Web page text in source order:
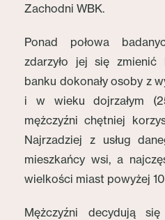
Zachodni WBK.
Ponad połowa
zdarzyło jej się zmienić
banku dokonały osoby z
i w wieku dojrzałym
mężczyźni chętniej
Najrzadziej z usług
mieszkańcy wsi, a
wielkości miast powyżej
Mężczyźni decydują